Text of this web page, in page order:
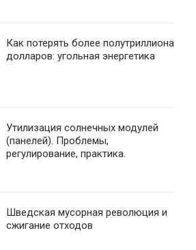
Как потерять более полутриллиона
долларов: угольная энергетика
Утилизация солнечных модулей
(панелей). Проблемы,
регулирование, практика.
Шведская мусорная революция и
сжигание отходов